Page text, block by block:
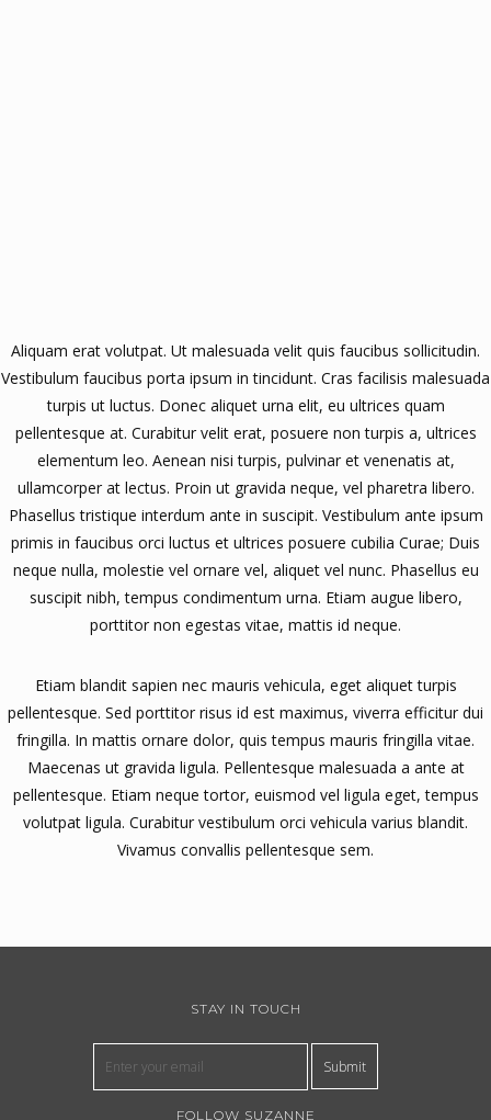
Aliquam erat volutpat. Ut malesuada velit quis faucibus sollicitudin.
Vestibulum faucibus porta ipsum in tincidunt. Cras facilisis malesuada
turpis ut luctus. Donec aliquet urna elit, eu ultrices quam
pellentesque at. Curabitur velit erat, posuere non turpis a, ultrices
elementum leo. Aenean nisi turpis, pulvinar et venenatis at,
ullamcorper at lectus. Proin ut gravida neque, vel pharetra libero.
Phasellus tristique interdum ante in suscipit. Vestibulum ante ipsum
primis in faucibus orci luctus et ultrices posuere cubilia Curae; Duis
neque nulla, molestie vel ornare vel, aliquet vel nunc. Phasellus eu
suscipit nibh, tempus condimentum urna. Etiam augue libero,
porttitor non egestas vitae, mattis id neque.
Etiam blandit sapien nec mauris vehicula, eget aliquet turpis
pellentesque. Sed porttitor risus id est maximus, viverra efficitur dui
fringilla. In mattis ornare dolor, quis tempus mauris fringilla vitae.
Maecenas ut gravida ligula. Pellentesque malesuada a ante at
pellentesque. Etiam neque tortor, euismod vel ligula eget, tempus
volutpat ligula. Curabitur vestibulum orci vehicula varius blandit.
Vivamus convallis pellentesque sem.
STAY IN TOUCH
Submit
FOLLOW SUZANNE